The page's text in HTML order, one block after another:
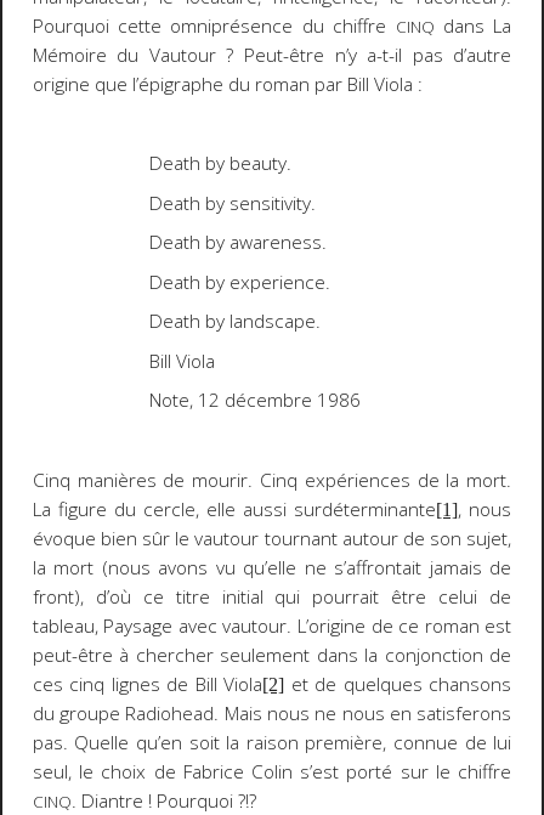
Pourquoi cette omniprésence du chiffre CINQ dans La
Mémoire du Vautour? Peut-être n’y a-t-il pas d’autre
origine que l’épigraphe du roman par Bill Viola :
Death by beauty.
Death by sensitivity.
Death by awareness.
Death by experience.
Death by landscape.
Bill Viola
Note, 12 décembre 1986
Cinq manières de mourir. Cinq expériences de la mort.
La figure du cercle, elle aussi surdéterminante[1], nous
évoque bien sûr le vautour tournant autour de son sujet,
la mort (nous avons vu qu’elle ne s’affrontait jamais de
front), d’où ce titre initial qui pourrait être celui de
tableau, Paysage avec vautour. L’origine de ce roman est
peut-être à chercher seulement dans la conjonction de
ces cinq lignes de Bill Viola[2] et de quelques chansons
du groupe Radiohead. Mais nous ne nous en satisferons
pas. Quelle qu’en soit la raison première, connue de lui
seul, le choix de Fabrice Colin s’est porté sur le chiffre
CINQ. Diantre ! Pourquoi ?!?